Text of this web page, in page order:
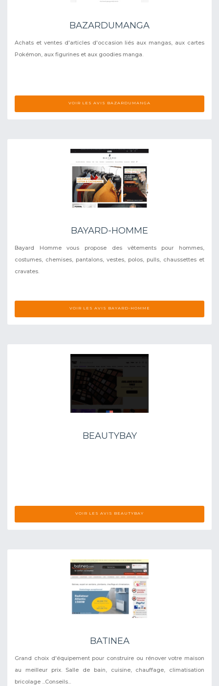
BAZARDUMANGA
Achats et ventes d'articles d'occasion liés aux mangas, aux cartes
Pokémon, aux figurines et aux goodies manga.
VOIR LES AVIS BAZARDUMANGA
BAYARD-HOMME
Bayard Homme vous propose des vêtements pour hommes,
costumes, chemises, pantalons, vestes, polos, pulls, chaussettes et
cravates.
VOIR LES AVIS BAYARD-HOMME
BEAUTYBAY
VOIR LES AVIS BEAUTYBAY
BATINEA
Grand choix d'équipement pour construire ou rénover votre maison
au meilleur prix. Salle de bain, cuisine, chauffage, climatisation
bricolage ...Conseils...